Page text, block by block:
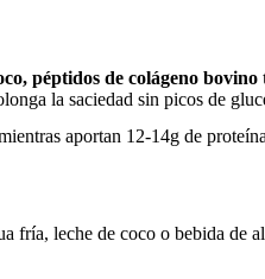
péptidos de colágeno
la saciedad sin picos de
aportan 12-14g de
fría, leche de coco o bebida de